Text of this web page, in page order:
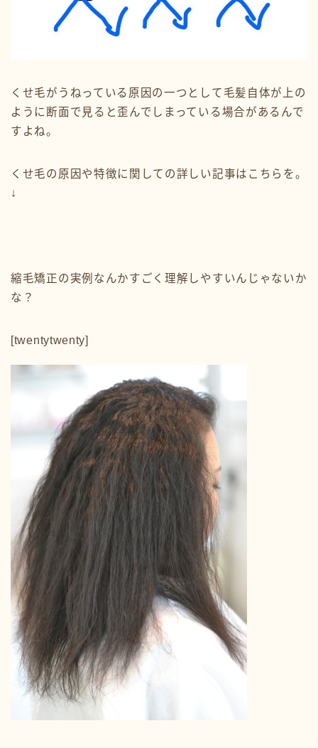
くせ毛がうねっている原因の一つとして毛髪自体が上の
ように断面で見ると歪んでしまっている場合があるんで
すよね。
くせ毛の原因や特徴に関しての詳しい記事はこちらを。
↓
縮毛矯正の実例なんかすごく理解しやすいんじゃないか
な？
[twentytwenty]